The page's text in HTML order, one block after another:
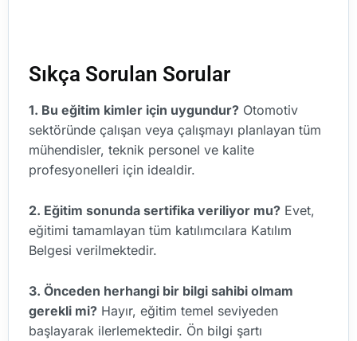
Sıkça Sorulan Sorular
1. Bu eğitim kimler için uygundur? Otomotiv
sektöründe çalışan veya çalışmayı planlayan tüm
mühendisler, teknik personel ve kalite
profesyonelleri için idealdir.
2. Eğitim sonunda sertifika veriliyor mu? Evet,
eğitimi tamamlayan tüm katılımcılara Katılım
Belgesi verilmektedir.
3. Önceden herhangi bir bilgi sahibi olmam
gerekli mi? Hayır, eğitim temel seviyeden
başlayarak ilerlemektedir. Ön bilgi şartı